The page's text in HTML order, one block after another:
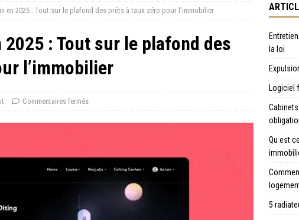
en 2025 : Tout sur le plafond des prêts à taux zéro pour l’immobilier
: Tout sur le plafond des
l’immobilier
Commentaires fermés
la loi
Logiciel
Qu est
5